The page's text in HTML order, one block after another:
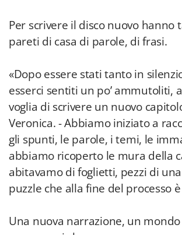
Per scrivere il disco nuovo hanno
pareti di casa di parole, di frasi.
«Dopo essere stati tanto in
esserci sentiti un po’ ammutoliti,
voglia di scrivere un nuovo
Veronica. - Abbiamo iniziato a
gli spunti, le parole, i temi, le
abbiamo ricoperto le mura della
abitavamo di foglietti, pezzi di
puzzle che alla fine del processo
Una nuova narrazione, un